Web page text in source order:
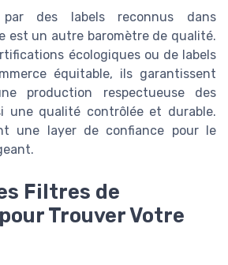
par des labels reconnus dans
est un autre baromètre de qualité.
écologiques ou de labels
équitable, ils garantissent
production respectueuse des
une qualité contrôlée et durable.
une layer de confiance pour le
Filtres de
Trouver Votre